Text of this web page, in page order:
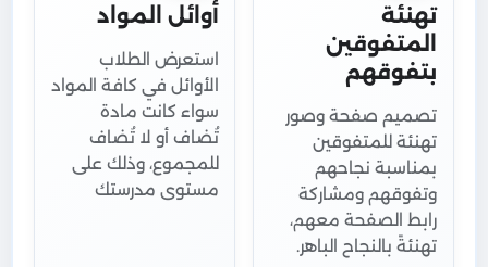
تهنئة
المتفوقين
بتفوقهم
تصميم صفحة وصور
تهنئة للمتفوقين
بمناسبة نجاحهم
وتفوقهم ومشاركة
رابط الصفحة معهم،
تهنئةً بالنجاح الباهر.
أوائل المواد
استعرض الطلاب
الأوائل في كافة المواد
سواء كانت مادة
تُضاف أو لا تُضاف
للمجموع، وذلك على
مستوى مدرستك